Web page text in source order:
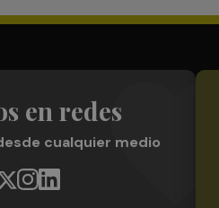
en redes
cualquier medio